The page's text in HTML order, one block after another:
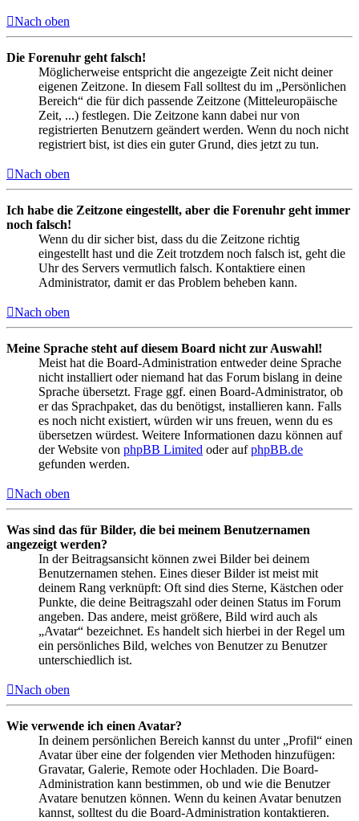
Nach oben
Die Forenuhr geht falsch!
Möglicherweise entspricht die angezeigte Zeit nicht deiner
eigenen Zeitzone. In diesem Fall solltest du im „Persönlichen
Bereich“ die für dich passende Zeitzone (Mitteleuropäische
Zeit, ...) festlegen. Die Zeitzone kann dabei nur von
registrierten Benutzern geändert werden. Wenn du noch nicht
registriert bist, ist dies ein guter Grund, dies jetzt zu tun.
Nach oben
Ich habe die Zeitzone eingestellt, aber die Forenuhr geht immer
noch falsch!
Wenn du dir sicher bist, dass du die Zeitzone richtig
eingestellt hast und die Zeit trotzdem noch falsch ist, geht die
Uhr des Servers vermutlich falsch. Kontaktiere einen
Administrator, damit er das Problem beheben kann.
Nach oben
Meine Sprache steht auf diesem Board nicht zur Auswahl!
Meist hat die Board-Administration entweder deine Sprache
nicht installiert oder niemand hat das Forum bislang in deine
Sprache übersetzt. Frage ggf. einen Board-Administrator, ob
er das Sprachpaket, das du benötigst, installieren kann. Falls
es noch nicht existiert, würden wir uns freuen, wenn du es
übersetzen würdest. Weitere Informationen dazu können auf
der Website von phpBB Limited oder aufphpBB.de
gefunden werden.
Nach oben
Was sind das für Bilder, die bei meinem Benutzernamen
angezeigt werden?
In der Beitragsansicht können zwei Bilder bei deinem
Benutzernamen stehen. Eines dieser Bilder ist meist mit
deinem Rang verknüpft: Oft sind dies Sterne, Kästchen oder
Punkte, die deine Beitragszahl oder deinen Status im Forum
angeben. Das andere, meist größere, Bild wird auch als
„Avatar“ bezeichnet. Es handelt sich hierbei in der Regel um
ein persönliches Bild, welches von Benutzer zu Benutzer
unterschiedlich ist.
Nach oben
Wie verwende ich einen Avatar?
In deinem persönlichen Bereich kannst du unter „Profil“ einen
Avatar über eine der folgenden vier Methoden hinzufügen:
Gravatar, Galerie, Remote oder Hochladen. Die Board-
Administration kann bestimmen, ob und wie die Benutzer
Avatare benutzen können. Wenn du keinen Avatar benutzen
kannst, solltest du die Board-Administration kontaktieren.